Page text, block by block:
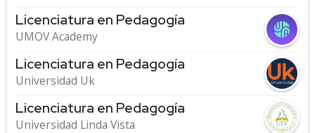
Licenciatura en Pedagogía
UMOV Academy
Licenciatura en Pedagogía
Universidad Uk
Licenciatura en Pedagogía
Universidad Linda Vista